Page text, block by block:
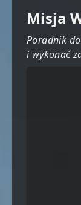
Misja
Poradnik
i wykonać